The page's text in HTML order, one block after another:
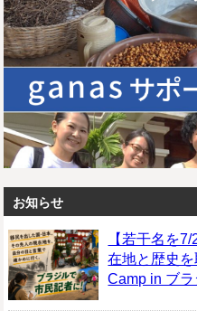
お知らせ
【若干名を
在地と歴史
Camp in ブラ